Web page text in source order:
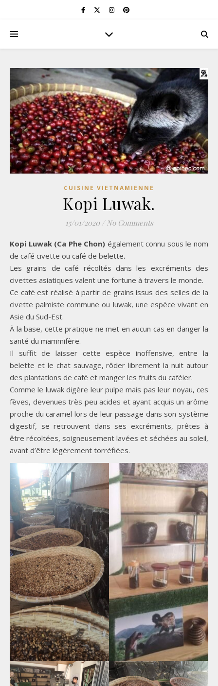
CUISINE VIETNAMIENNE
Kopi Luwak.
15/01/2020 / No Comments
Kopi Luwak (Ca Phe Chon) également connu sous le nom
de café civette ou café de belette.
Les grains de café récoltés dans les excréments des
civettes asiatiques valent une fortune à travers le monde.
Ce café est réalisé à partir de grains issus des selles de la
civette palmiste commune ou luwak, une espèce vivant en
Asie du Sud-Est.
À la base, cette pratique ne met en aucun cas en danger la
santé du mammifère.
Il suffit de laisser cette espèce inoffensive, entre la
belette et le chat sauvage, rôder librement la nuit autour
des plantations de café et manger les fruits du caféier.
Comme le luwak digère leur pulpe mais pas leur noyau, ces
fèves, devenues très peu acides et ayant acquis un arôme
proche du caramel lors de leur passage dans son système
digestif, se retrouvent dans ses excréments, prêtes à
être récoltées, soigneusement lavées et séchées au soleil,
avant d’être légèrement torréfiées.